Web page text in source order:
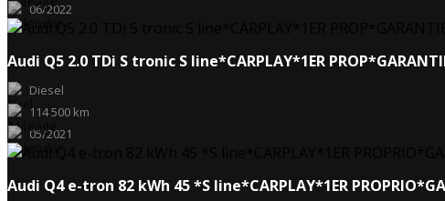
06/2022
Audi Q5 2.0 TDi S tronic S line*CARPLAY*1ER
Diesel
114 500 km
05/2021
Audi Q4 e-tron 82 kWh 45 *S line*CARPLAY*1ER